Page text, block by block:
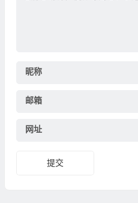
昵称
邮箱
网址